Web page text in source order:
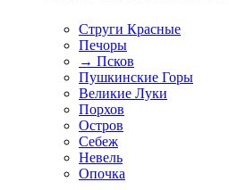
Струги Красные
Печоры
→ Псков
Пушкинские Горы
Великие Луки
Порхов
Остров
Себеж
Невель
Опочка